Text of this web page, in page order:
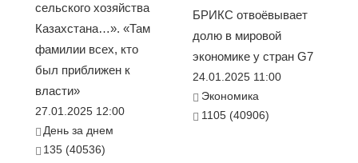
сельского хозяйства
Казахстана…». «Там
фамилии всех, кто
был приближен к
власти»
27.01.2025 12:00
День за днем
135 (40536)
БРИКС отвоёвывает
долю в мировой
экономике у стран G7
24.01.2025 11:00
Экономика
1105 (40906)